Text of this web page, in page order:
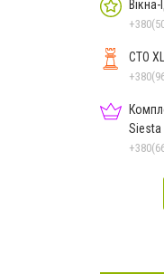
Вікна-
СТО
Siesta